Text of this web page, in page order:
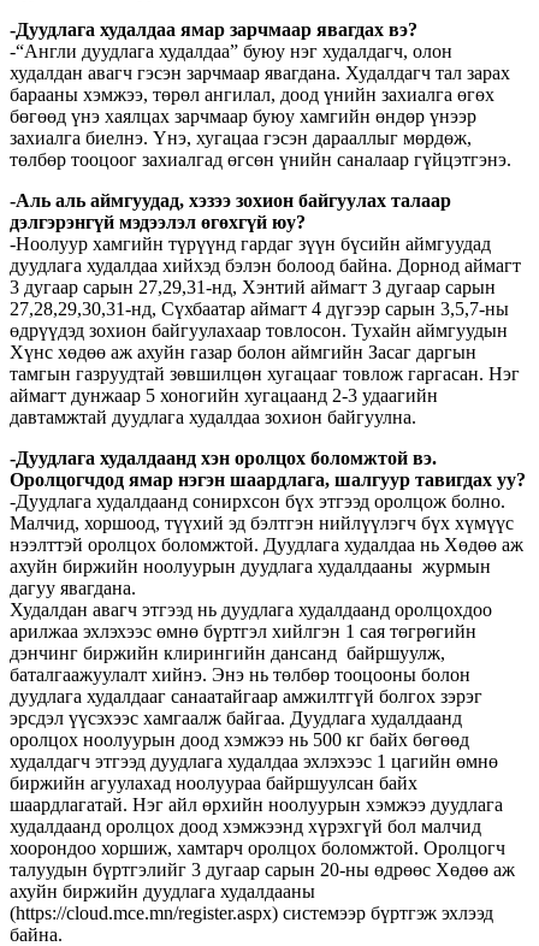
-Дуудлага худалдаа ямар зарчмаар явагдах вэ?
-“Англи дуудлага худалдаа” буюу нэг худалдагч, олон
худалдан авагч гэсэн зарчмаар явагдана. Худалдагч тал зарах
барааны хэмжээ, төрөл ангилал, доод үнийн захиалга өгөх
бөгөөд үнэ хаялцах зарчмаар буюу хамгийн өндөр үнээр
захиалга биелнэ. Үнэ, хугацаа гэсэн дарааллыг мөрдөж,
төлбөр тооцоог захиалгад өгсөн үнийн саналаар гүйцэтгэнэ.
-Аль аль аймгуудад, хэзээ зохион байгуулах талаар
дэлгэрэнгүй мэдээлэл өгөхгүй юу?
-Ноолуур хамгийн түрүүнд гардаг зүүн бүсийн аймгуудад
дуудлага худалдаа хийхэд бэлэн болоод байна. Дорнод аймагт
3 дугаар сарын 27,29,31-нд, Хэнтий аймагт 3 дугаар сарын
27,28,29,30,31-нд, Сүхбаатар аймагт 4 дүгээр сарын 3,5,7-ны
өдрүүдэд зохион байгуулахаар товлосон. Тухайн аймгуудын
Хүнс хөдөө аж ахуйн газар болон аймгийн Засаг даргын
тамгын газруудтай зөвшилцөн хугацааг товлож гаргасан. Нэг
аймагт дунжаар 5 хоногийн хугацаанд 2-3 удаагийн
давтамжтай дуудлага худалдаа зохион байгуулна.
-Дуудлага худалдаанд хэн оролцох боломжтой вэ.
Оролцогчдод ямар нэгэн шаардлага, шалгуур тавигдах уу?
-Дуудлага худалдаанд сонирхсон бүх этгээд оролцож болно.
Малчид, хоршоод, түүхий эд бэлтгэн нийлүүлэгч бүх хүмүүс
нээлттэй оролцох боломжтой. Дуудлага худалдаа нь Хөдөө аж
ахуйн биржийн ноолуурын дуудлага худалдааны журмын
дагуу явагдана.
Худалдан авагч этгээд нь дуудлага худалдаанд оролцохдоо
арилжаа эхлэхээс өмнө бүртгэл хийлгэн 1 сая төгрөгийн
дэнчинг биржийн клирингийн дансанд байршуулж,
баталгаажуулалт хийнэ. Энэ нь төлбөр тооцооны болон
дуудлага худалдааг санаатайгаар амжилтгүй болгох зэрэг
эрсдэл үүсэхээс хамгаалж байгаа. Дуудлага худалдаанд
оролцох ноолуурын доод хэмжээ нь 500 кг байх бөгөөд
худалдагч этгээд дуудлага худалдаа эхлэхээс 1 цагийн өмнө
биржийн агуулахад ноолуураа байршуулсан байх
шаардлагатай. Нэг айл өрхийн ноолуурын хэмжээ дуудлага
худалдаанд оролцох доод хэмжээнд хүрэхгүй бол малчид
хоорондоо хоршиж, хамтарч оролцох боломжтой. Оролцогч
талуудын бүртгэлийг 3 дугаар сарын 20-ны өдрөөс Хөдөө аж
ахуйн биржийн дуудлага худалдааны
(https://cloud.mce.mn/register.aspx) системээр бүртгэж эхлээд
байна.